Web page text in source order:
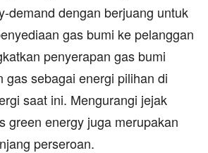
demand dengan berjuang untuk
gas bumi ke pelanggan
penyerapan gas bumi
gas sebagai energi pilihan di
saat ini. Mengurangi jejak
green energy juga merupakan
perseroan.